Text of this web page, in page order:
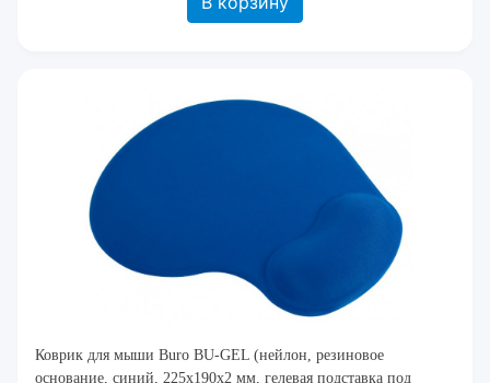
Коврик для мыши Buro BU-GEL (нейлон, резиновое
основание, синий, 225x190x2 мм, гелевая подставка под